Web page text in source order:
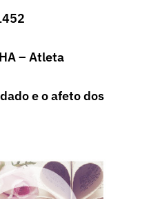
– Atleta
e o afeto dos